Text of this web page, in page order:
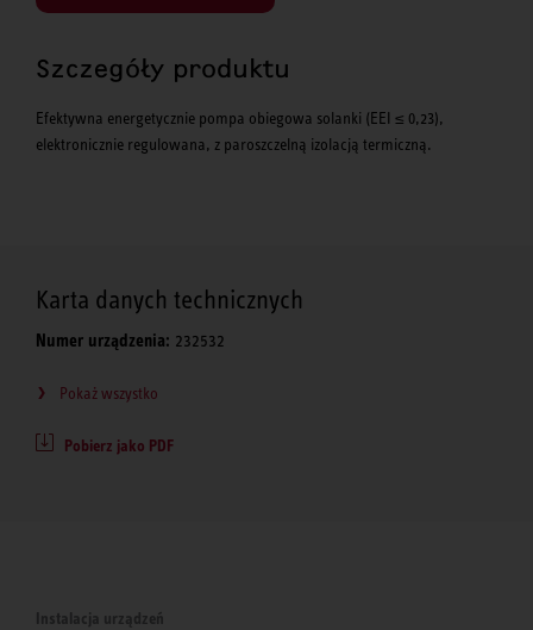
Szczegóły produktu
Efektywna energetycznie pompa obiegowa solanki (EEI ≤ 0,23),
elektronicznie regulowana, z paroszczelną izolacją termiczną.
Karta danych technicznych
Numer urządzenia: 232532
Pokaż wszystko
Pobierz jako PDF
Instalacja urządzeń